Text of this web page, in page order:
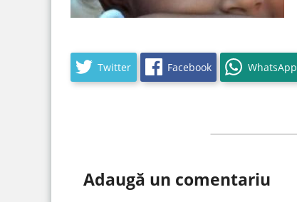
Twitter Facebook WhatsApp
Adaugă un comentariu